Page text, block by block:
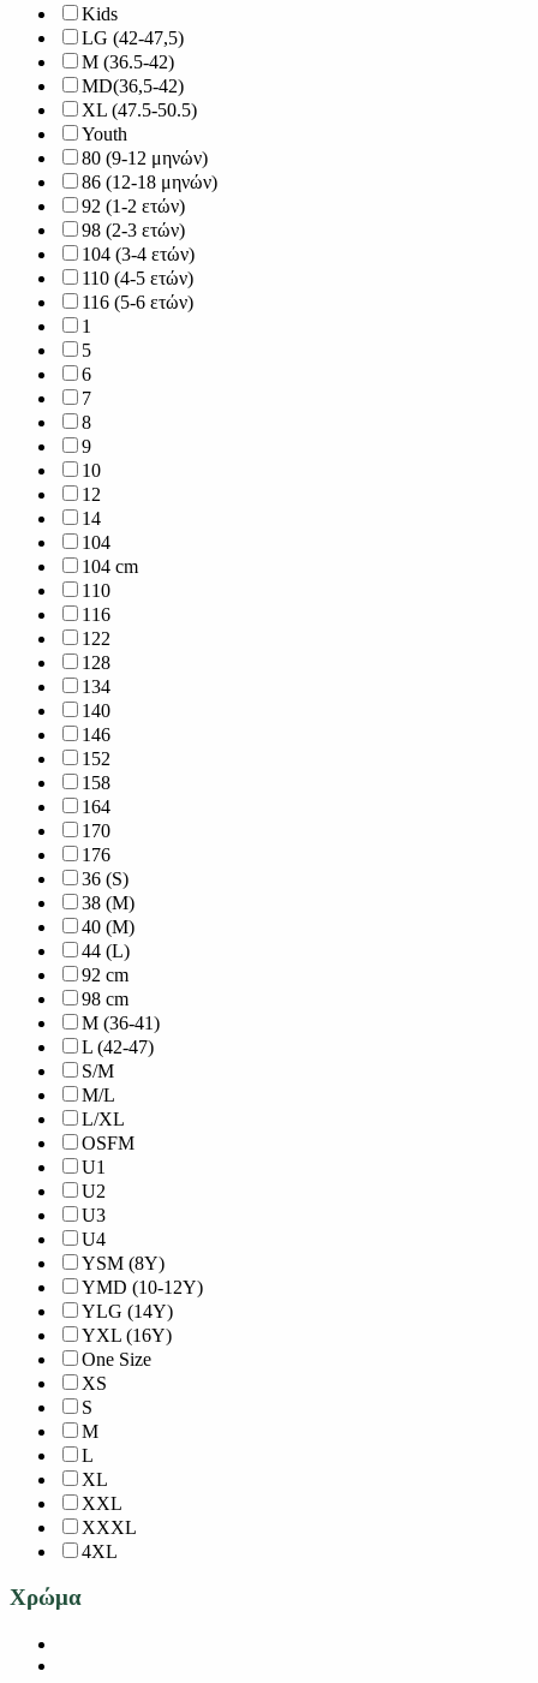
Kids
LG (42-47,5)
M (36.5-42)
MD(36,5-42)
XL (47.5-50.5)
Youth
80 (9-12 μηνών)
86 (12-18 μηνών)
92 (1-2 ετών)
98 (2-3 ετών)
104 (3-4 ετών)
110 (4-5 ετών)
116 (5-6 ετών)
1
5
6
7
8
9
10
12
14
104
104 cm
110
116
122
128
134
140
146
152
158
164
170
176
36 (S)
38 (M)
40 (M)
44 (L)
92 cm
98 cm
M (36-41)
L (42-47)
S/M
M/L
L/XL
OSFM
U1
U2
U3
U4
YSM (8Y)
YMD (10-12Y)
YLG (14Y)
YXL (16Y)
One Size
XS
S
M
L
XL
XXL
XXXL
4XL
Χρώμα